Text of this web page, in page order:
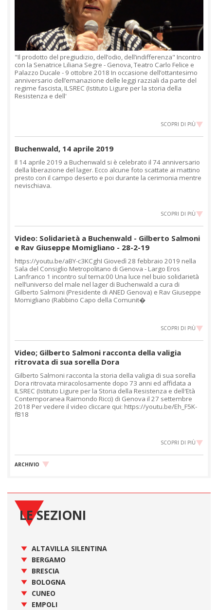
"Il prodotto del pregiudizio, dell’odio, dell’indifferenza" Incontro
con la Senatrice Liliana Segre - Genova, Teatro Carlo Felice e
Palazzo Ducale - 9 ottobre 2018 In occasione dell’ottantesimo
anniversario dell’emanazione delle leggi razziali da parte del
regime fascista, ILSREC (Istituto Ligure per la storia della
Resistenza e dell'
SCOPRI DI PIÙ
Buchenwald, 14 aprile 2019
Il 14 aprile 2019 a Buchenwald si è celebrato il 74 anniversario
della liberazione del lager. Ecco alcune foto scattate ai mattino
presto con il campo deserto e poi durante la cerimonia mentre
nevischiava.
SCOPRI DI PIÙ
Video: Solidarietà a Buchenwald - Gilberto Salmoni
e Rav Giuseppe Momigliano - 28-2-19
https://youtu.be/aBY-c3KCghI Giovedì 28 febbraio 2019 nella
Sala del Consiglio Metropolitano di Genova - Largo Eros
Lanfranco 1 incontro sul tema:00 Una luce nel buio solidarietà
nell’universo del male nel lager di Buchenwald a cura di
Gilberto Salmoni (Presidente di ANED Genova) e Rav Giuseppe
Momigliano (Rabbino Capo della Comunit�
SCOPRI DI PIÙ
Video; Gilberto Salmoni racconta della valigia
ritrovata di sua sorella Dora
Gilberto Salmoni racconta la storia della valigia di sua sorella
Dora ritrovata miracolosamente dopo 73 anni ed affidata a
ILSREC (Istituto Ligure per la Storia della Resistenza e dell′Età
Contemporanea Raimondo Ricci) di Genova il 27 settembre
2018 Per vedere il video cliccare qui: https://youtu.be/Eh_F5K-
fB18
SCOPRI DI PIÙ
ARCHIVIO
LE SEZIONI
ALTAVILLA SILENTINA
BERGAMO
BRESCIA
BOLOGNA
CUNEO
EMPOLI